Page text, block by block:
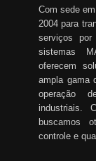
Com sede
2004 para
serviços
sistemas
oferecem
ampla gama
operação
industriais.
buscamos
controle e